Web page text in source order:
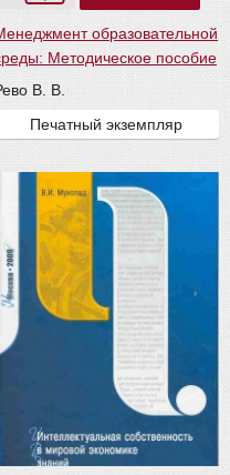
образовательной
Методическое пособие
В. В.
Печатный экземпляр